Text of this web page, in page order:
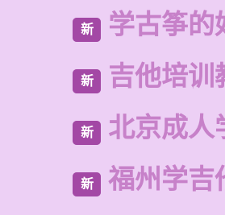
新 学古筝的
新 吉他培训
新 北京成人
新 福州学吉